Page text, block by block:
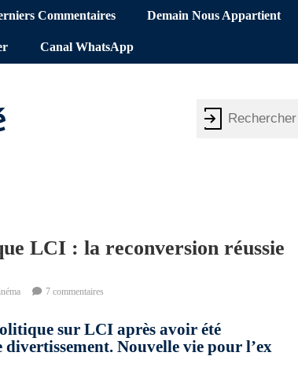
Commentaires Demain Nous Appartient
Canal WhatsApp
LCI : la reconversion réussie
7 commentaires
sur LCI après avoir été
Nouvelle vie pour l’ex